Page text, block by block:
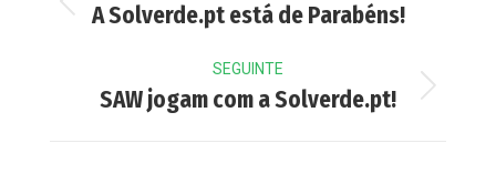
Previous
A Solverde.pt está de Parabéns!
SEGUINTE
Next
SAW jogam com a Solverde.pt!